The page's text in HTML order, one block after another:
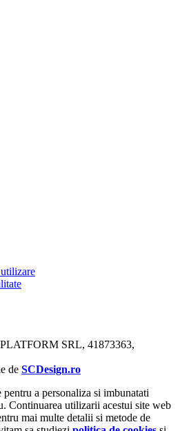
SRL, 41873363,
de SCDesign.ro
a personaliza si imbunatati
Continuarea utilizarii acestui site web
mai multe detalii si metode de